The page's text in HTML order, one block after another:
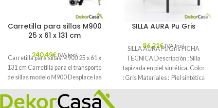
Carretilla para sillas M900
25 x 61 x 131 cm
240,49€ IVA Incl.
Carretilla para sillas M900 25 x 61 x
131 cm Carretilla para el transporte
de sillas modelo M900 Desplace las
SILLA AURA Pu Gris
86,21€ IVA Incl.
SILLA AURA Pu Gris FICHA
TECNICA Descripción : Silla
tapizada en piel sintética. Color
: Gris Materiales : Piel sintética
Mantenimiento